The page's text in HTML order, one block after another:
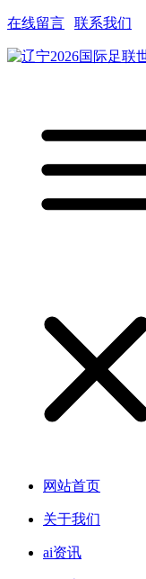
在线留言 联系我们
网站首页
关于我们
ai资讯